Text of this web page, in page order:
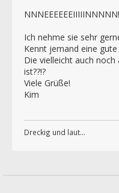
Ich nehme sie sehr
Kennt jemand eine
Die vielleicht auch
ist??!?
Viele Grüße!
Kim
Dreckig und laut...